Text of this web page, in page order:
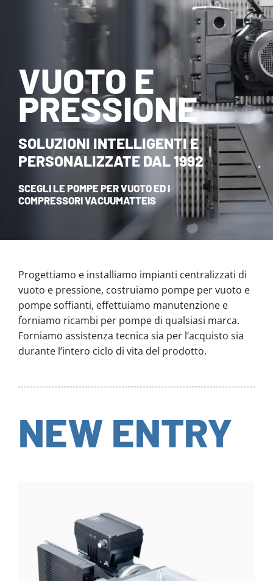
HOME
VUOTO E
PRESSIONE
SOLUZIONI INTELLIGENTI E
PERSONALIZZATE DAL 1992
SCEGLI LE POMPE PER VUOTO ED I
COMPRESSORI VACUUMATTEIS
Progettiamo e installiamo impianti centralizzati di
vuoto e pressione, costruiamo pompe per vuoto e
pompe soffianti, effettuiamo manutenzione e
forniamo ricambi per pompe di qualsiasi marca.
Forniamo assistenza tecnica sia per l’acquisto sia
durante l’intero ciclo di vita del prodotto.
NEW ENTRY